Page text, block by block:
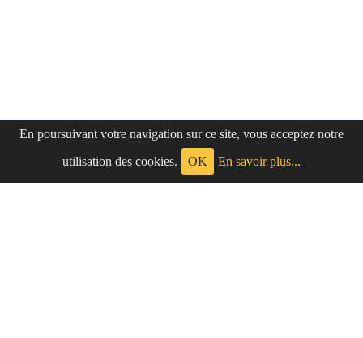
En poursuivant votre navigation sur ce site, vous acceptez notre
utilisation des cookies.
OK En savoir plus...